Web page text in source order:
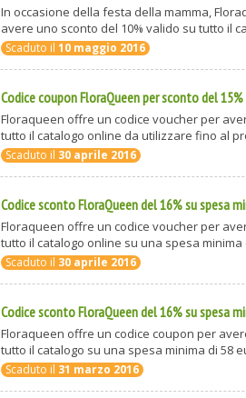
In occasione della festa della mamma,
avere uno sconto del 10% valido su tutto il
Scaduto il10 maggio 2016
Codice coupon FloraQueen per sconto del 15%
Floraqueen offre un codice voucher per
tutto il catalogo online da utilizzare fino al
Scaduto il 30 aprile 2016
Codice sconto FloraQueen del 16% su spesa
Floraqueen offre un codice voucher per
tutto il catalogo online su una spesa
Scaduto il 30 aprile 2016
Codice sconto FloraQueen del 16% su spesa
Floraqueen offre un codice coupon per
tutto il catalogo su una spesa minima di 58
Scaduto il 31 marzo 2016